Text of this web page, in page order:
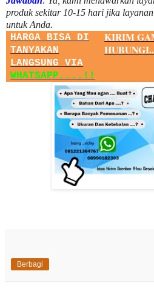
produk sekitar 10-15 hari jika
untuk Anda.
HARGA BISA DI
TANYAKAN
LANGSUNG VIA
WHATSAPP....!!
KIRIM
Berbagi